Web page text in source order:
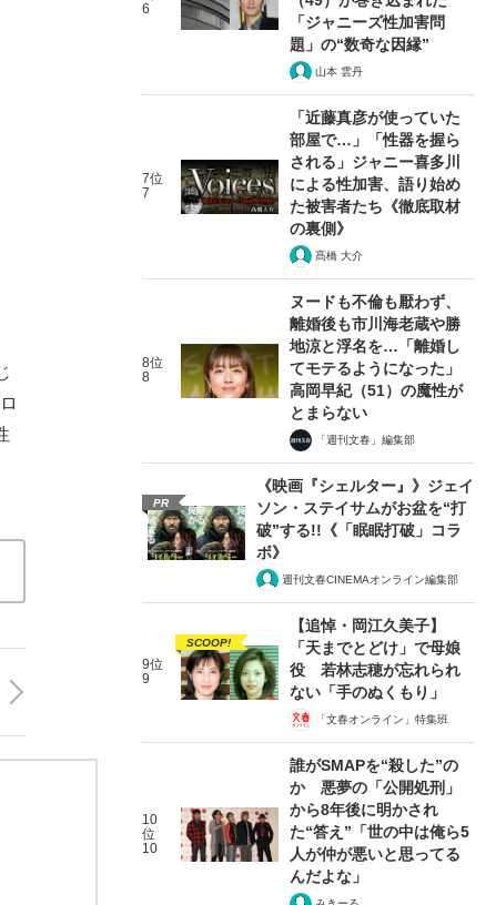
6
「ジャニーズ性加害問
題」の“数奇な因縁”
山本 雲丹
7位
7
「近藤真彦が使っていた
部屋で…」「性器を握ら
される」ジャニー喜多川
による性加害、語り始め
た被害者たち《徹底取材
の裏側》
髙橋 大介
8位
8
ヌードも不倫も厭わず、
離婚後も市川海老蔵や勝
地涼と浮名を…「離婚し
てモテるようになった」
高岡早紀（51）の魔性が
とまらない
「週刊文春」編集部
PR
《映画『シェルター』》ジェイ
ソン・ステイサムがお盆を“打
破”する!!《「眠眠打破」コラ
ボ》
週刊文春CINEMAオンライン編集部
9位
9
SCOOP!
【追悼・岡江久美子】
「天までとどけ」で母娘
役 若林志穂が忘れられ
ない「手のぬくもり」
「文春オンライン」特集班
10
位
10
誰がSMAPを“殺した”の
か 悪夢の「公開処刑」
から8年後に明かされ
た“答え”「世の中は俺ら5
人が仲が悪いと思ってる
んだよな」